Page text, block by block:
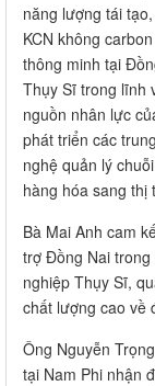
năng lượng tái
KCN không
thông minh tại
Thụy Sĩ trong lĩnh
nguồn nhân lực
phát triển các
nghệ quản lý
hàng hóa sang thị
Bà Mai Anh cam
trợ Đồng Nai trong
nghiệp Thụy Sĩ,
chất lượng cao về
Ông Nguyễn
tại Nam Phi nhận